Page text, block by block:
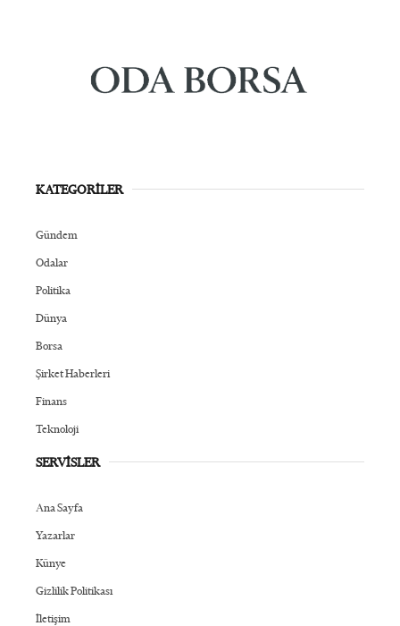
KATEGORİLER
Gündem
Odalar
Politika
Dünya
Borsa
Şirket Haberleri
Finans
Teknoloji
SERVİSLER
Ana Sayfa
Yazarlar
Künye
Gizlilik Politikası
İletişim